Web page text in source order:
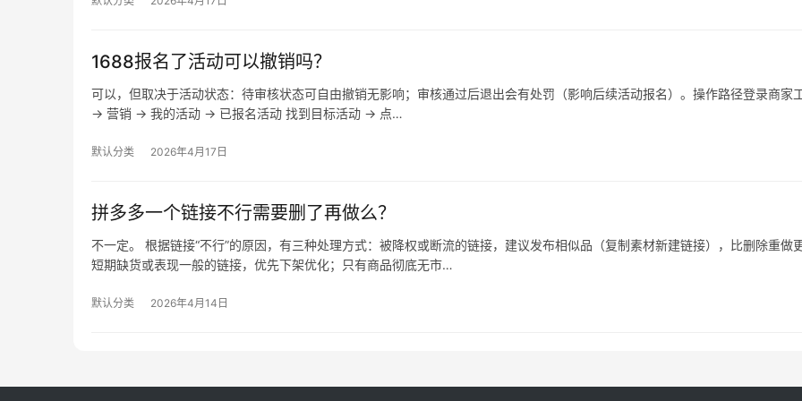
1688报名了活动可以撤销吗？
可以，但取决于活动状态：待审核状态可自由撤销无影响；审核通过后退出会有处罚（影响后续活动报名）。操作路径登录商家
→ 营销 → 我的活动 → 已报名活动 找到目标活动 → 点…
默认分类 2026年4月17日
拼多多一个链接不行需要删了再做么？
不一定。 根据链接“不行”的原因，有三种处理方式：被降权或断流的链接，建议发布相似品（复制素材新建链接），比删除重做更
短期缺货或表现一般的链接，优先下架优化；只有商品彻底无市…
默认分类 2026年4月14日